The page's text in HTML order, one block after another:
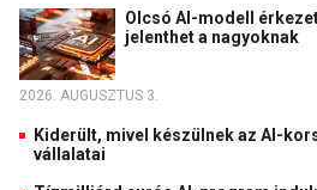
Olcsó AI-modell
jelenthet a nagyoknak
2026. AUGUSZTUS 3.
Kiderült, mivel készülnek az AI-
vállalatai